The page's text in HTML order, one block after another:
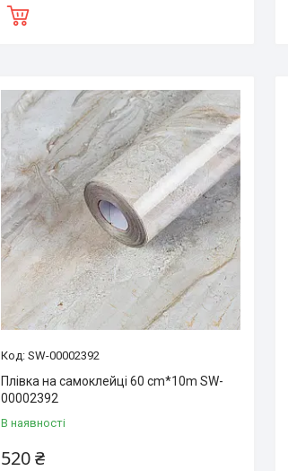
SW-00002392
Плівка на самоклейці 60 cm*10m SW-
00002392
В наявності
520 ₴